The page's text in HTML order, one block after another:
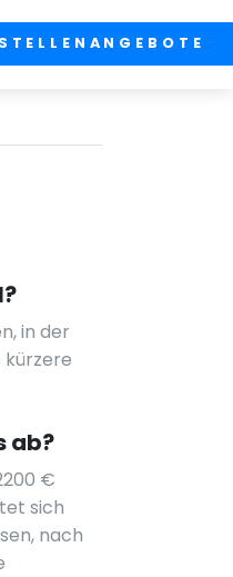
STELLENANGEBOTE
in der
kürzere
ab?
€
sich
nach